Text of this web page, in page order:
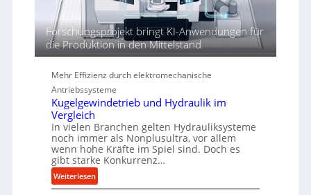
d
i
e
r
f
o
r
m
a
n
c
Forschungsprojekt bringt KI-Anwendungen für
die Produktion in den Mittelstand
Mehr Effizienz durch elektromechanische
Antriebssysteme
Kugelgewindetrieb und Hydraulik im
Vergleich
In vielen Branchen gelten Hydrauliksysteme
noch immer als Nonplusultra, vor allem
wenn hohe Kräfte im Spiel sind. Doch es
gibt starke Konkurrenz…
Weiterlesen:
K